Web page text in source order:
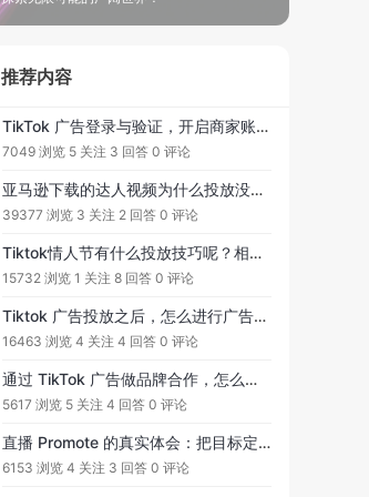
推荐内容
TikTok 广告登录与验证，开启商家账户全链路
7049 浏览 5 关注 3 回答 0 评论
亚马逊下载的达人视频为什么投放没数据呢？
39377 浏览 3 关注 2 回答 0 评论
Tiktok情人节有什么投放技巧呢？相关产品如何做广告？【吸取总结经验】
15732 浏览 1 关注 8 回答 0 评论
Tiktok 广告投放之后，怎么进行广告系列预算优化（CBO）和广告组预算设置（ABO）呢？
16463 浏览 4 关注 4 回答 0 评论
通过 TikTok 广告做品牌合作，怎么落地？求一个可执行框架和关键指标
5617 浏览 5 关注 4 回答 0 评论
直播 Promote 的真实体会：把目标定在更多商品购买，ROAS 真能拉起来
6153 浏览 4 关注 3 回答 0 评论